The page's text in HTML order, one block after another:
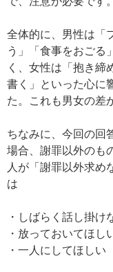
全体的に、男性は「
う」「食事をおごる
く、女性は「抱き締
書く」といった心に
た。これも男女の差
ちなみに、今回の回
場合、謝罪以外のも
人が「謝罪以外求め
は
・しばらく話し掛け
・放っておいてほし
・一人にしてほしい